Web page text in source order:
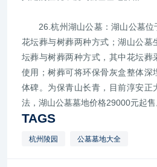
26.杭州湖山公墓：湖山公墓
花坛葬与树葬两种方式；湖山公墓
坛葬与树葬两种方式，其中花坛葬
使用；树葬可将环保骨灰盒整体深
体碑。为保青山长青，目前淳安正
法，湖山公墓墓地价格29000元起售
TAGS
杭州陵园 公墓墓地大全